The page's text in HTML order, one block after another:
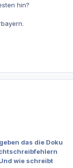
hin?
das die Doku
wie schreibt